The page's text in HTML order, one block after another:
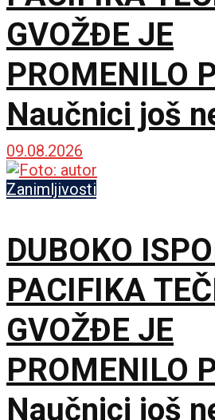
GVOŽĐE JE
PROMENILO
Naučnici još
šta ga je
okrene
09.08.2026
Zanimljivosti
DUBOKO
PACIFIKA
GVOŽĐE JE
PROMENILO
Naučnici još